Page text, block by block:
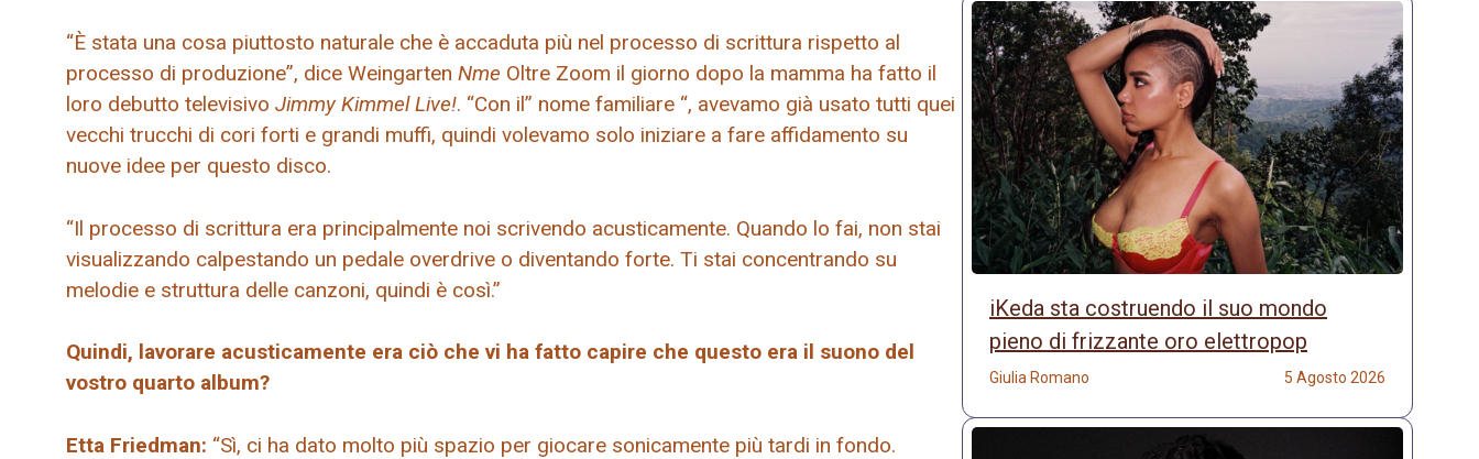
“È stata una cosa piuttosto naturale che è accaduta più nel processo di scrittura rispetto al
processo di produzione”, dice Weingarten Nme Oltre Zoom il giorno dopo la mamma ha fatto il
loro debutto televisivo Jimmy Kimmel Live!. “Con il” nome familiare “, avevamo già usato tutti quei
vecchi trucchi di cori forti e grandi muffi, quindi volevamo solo iniziare a fare affidamento su
nuove idee per questo disco.
“Il processo di scrittura era principalmente noi scrivendo acusticamente. Quando lo fai, non stai
visualizzando calpestando un pedale overdrive o diventando forte. Ti stai concentrando su
melodie e struttura delle canzoni, quindi è così.”
Quindi, lavorare acusticamente era ciò che vi ha fatto capire che questo era il suono del
vostro quarto album?
Etta Friedman: “Sì, ci ha dato molto più spazio per giocare sonicamente più tardi in fondo.
iKeda sta costruendo il suo mondo
pieno di frizzante oro elettropop
Giulia Romano 5 Agosto 2026